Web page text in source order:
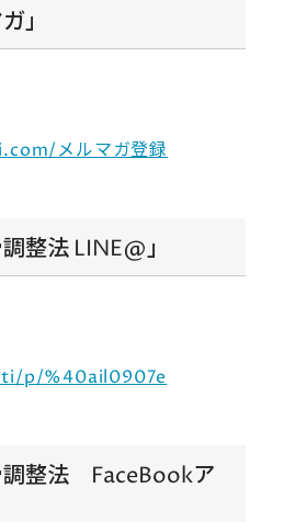
」
メルマガ登録
整法 LINE@」
p/%40ail0907e
調整法 FaceBookア